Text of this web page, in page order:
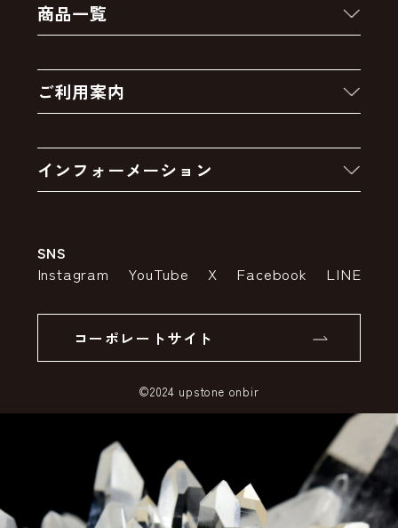
商品一覧
クーポン
卸販売・大量注文
アウトレットセール
ご利用案内
お支払いについて
インフォーメーション
特定商取引法の表示
SSLサーバー証明書とは
SNS
Instagram YouTube X Facebook LINE
コーポレートサイト
©2024 upstone onbir